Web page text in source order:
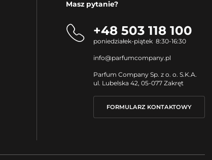
Masz pytanie?
+48 503 118 100
poniedziałek-piątek 8:30-16:30
info@parfumcompany.pl
Parfum Company Sp. z o. o. S.K.A.
ul. Lubelska 42, 05-077 Zakręt
FORMULARZ KONTAKTOWY